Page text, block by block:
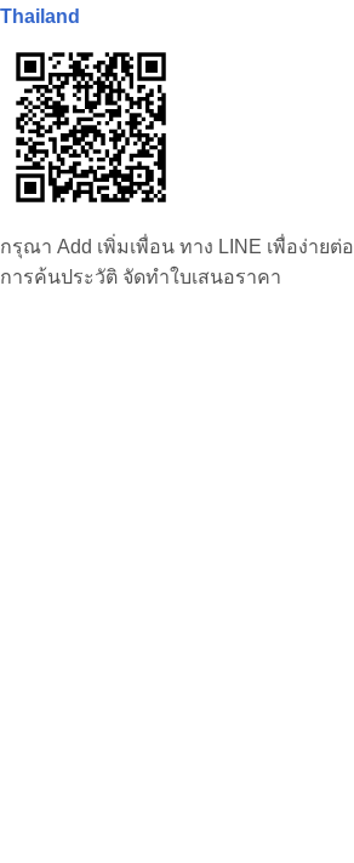
Thailand
กรุณา Add เพิ่มเพื่อน ทาง LINE เพื่อง่ายต่อ
การค้นประวัติ จัดทำใบเสนอราคา